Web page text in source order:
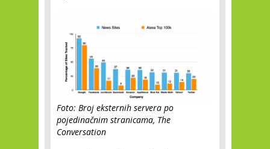
Foto: Broj eksternih servera po
pojedinačnim stranicama, The
Conversation